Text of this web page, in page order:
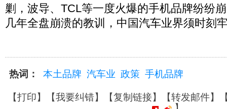
剿，波导、TCL等一度火爆的手机品牌纷纷
几年全盘崩溃的教训，中国汽车业界须时刻
热词： 本土品牌 汽车业 政策 手机品牌
【打印】【我要纠错】【复制链接】【转发邮件】